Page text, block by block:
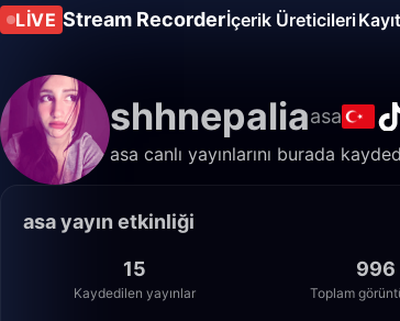
LIVE Stream Recorderİçerik Üreticileri
shhnepaliaasa
asa canlı yayınlarını burada
asa yayın etkinliği
15
Kaydedilen yayınlar
996
Toplam